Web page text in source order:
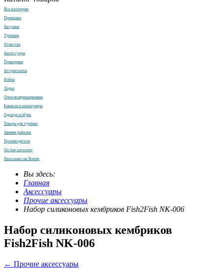
Все категории
Приманки
Катушки
Удилища
Оснастка
Аксессуары
Прикормки
Аттрактанты
Бойлы
Лодки
Очки поляризационные
Бинокли и монокуляры
Одежда и обувь
Товары для туризма
Зимняя рыбалка
Производители
On-line каталоги
Наш канал на Rutube
Вы здесь:
Главная
Аксессуары
Прочие аксессуары
Набор силиконовых кембриков Fish2Fish NK-006
Набор силиконовых кембриков
Fish2Fish NK-006
← Прочие аксессуары